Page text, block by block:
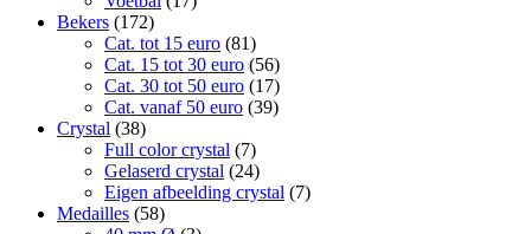
Bekers (172)
Cat. tot 15 euro (81)
Cat. 15 tot 30 euro (56)
Cat. 30 tot 50 euro (17)
Cat. vanaf 50 euro (39)
Crystal (38)
Full color crystal (7)
Gelaserd crystal (24)
Eigen afbeelding crystal (7)
Medailles (58)